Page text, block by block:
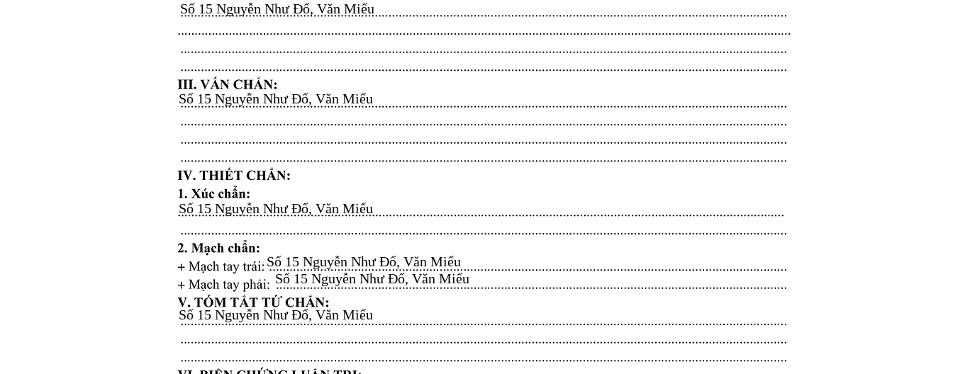
Số 15 Nguyễn Như Đổ, Văn Miếu​​​​
Số 15 Nguyễn Như Đổ, Văn Miếu​​​​
Số 15 Nguyễn Như Đổ, Văn Miếu​​​​
Số 15 Nguyễn Như Đổ, Văn Miếu​​​​
Số 15 Nguyễn Như Đổ, Văn Miếu​​​​
Số 15 Nguyễn Như Đổ, Văn Miếu​​​​